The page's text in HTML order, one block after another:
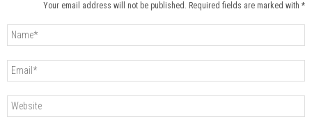
Your email address will not be published. Required fields are marked with *